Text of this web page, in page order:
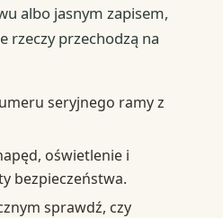
albo jasnym zapisem,
rzeczy przechodzą na
seryjnego ramy z
oświetlenie i
bezpieczeństwa.
sprawdź, czy